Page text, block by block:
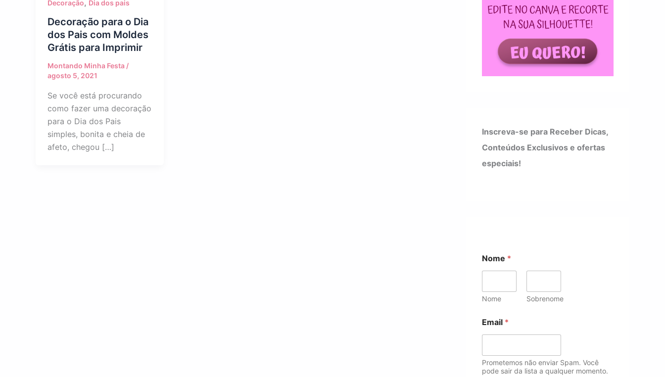
Decoração, Dia dos pais
Decoração para o Dia
dos Pais com Moldes
Grátis para Imprimir
Montando Minha Festa /
agosto 5, 2021
Se você está procurando
como fazer uma decoração
para o Dia dos Pais
simples, bonita e cheia de
afeto, chegou […]
Inscreva-se para Receber Dicas,
Conteúdos Exclusivos e ofertas
especiais!
Nome *
Nome Sobrenome
o
m
E
m
a
Email *
Prometemos não enviar Spam. Você
pode sair da lista a qualquer momento.